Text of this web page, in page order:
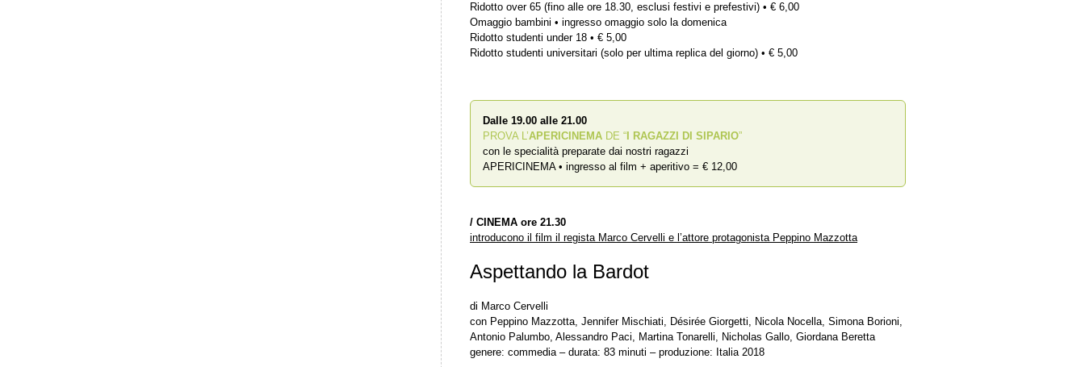
Ridotto over 65 (fino alle ore 18.30, esclusi festivi e prefestivi) • € 6,00
Omaggio bambini • ingresso omaggio solo la domenica
Ridotto studenti under 18 • € 5,00
Ridotto studenti universitari (solo per ultima replica del giorno) • € 5,00
Dalle 19.00 alle 21.00
PROVA L’APERICINEMA DE “ I RAGAZZI DI SIPARIO”
con le specialità preparate dai nostri ragazzi
APERICINEMA • ingresso al film + aperitivo = € 12,00
/ CINEMA ore 21.30
introducono il film il regista Marco Cervelli e l’attore protagonista Peppino Mazzotta
Aspettando la Bardot
di Marco Cervelli
con Peppino Mazzotta, Jennifer Mischiati, Désirée Giorgetti, Nicola Nocella, Simona Borioni,
Antonio Palumbo, Alessandro Paci, Martina Tonarelli, Nicholas Gallo, Giordana Beretta
genere: commedia – durata: 83 minuti – produzione: Italia 2018